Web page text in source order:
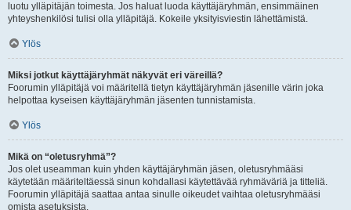
luotu ylläpitäjän toimesta. Jos haluat luoda käyttäjäryhmän, ensimmäinen
yhteyshenkilösi tulisi olla ylläpitäjä. Kokeile yksityisviestin lähettämistä.
Ylös
Miksi jotkut käyttäjäryhmät näkyvät eri väreillä?
Foorumin ylläpitäjä voi määritellä tietyn käyttäjäryhmän jäsenille värin joka
helpottaa kyseisen käyttäjäryhmän jäsenten tunnistamista.
Ylös
Mikä on “oletusryhmä”?
Jos olet useamman kuin yhden käyttäjäryhmän jäsen, oletusryhmääsi
käytetään määriteltäessä sinun kohdallasi käytettävää ryhmäväriä ja titteliä.
Foorumin ylläpitäjä saattaa antaa sinulle oikeudet vaihtaa oletusryhmääsi
omista asetuksista.